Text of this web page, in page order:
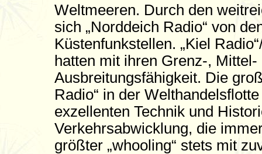
Weltmeeren. Durch den
sich „Norddeich Radio“ von
Küstenfunkstellen. „Kiel
hatten mit ihren Grenz-,
Ausbreitungsfähigkeit. Die
Radio“ in der
exzellenten Technik und
Verkehrsabwicklung, die
größter „whooling“ stets mit